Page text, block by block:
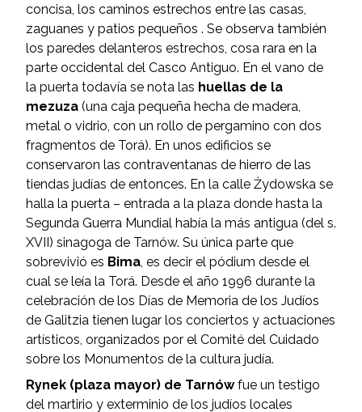
concisa, los caminos estrechos entre las casas,
zaguanes y patios pequeños . Se observa también
los paredes delanteros estrechos, cosa rara en la
parte occidental del Casco Antiguo. En el vano de
la puerta todavía se nota las huellas de la
mezuza (una caja pequeña hecha de madera,
metal o vidrio, con un rollo de pergamino con dos
fragmentos de Torá). En unos edificios se
conservaron las contraventanas de hierro de las
tiendas judías de entonces. En la calle Żydowska se
halla la puerta – entrada a la plaza donde hasta la
Segunda Guerra Mundial había la más antigua (del s.
XVII) sinagoga de Tarnów. Su única parte que
sobrevivió es Bima , es decir el pódium desde el
cual se leía la Torá. Desde el año 1996 durante la
celebración de los Días de Memoria de los Judíos
de Galitzia tienen lugar los conciertos y actuaciones
artísticos, organizados por el Comité del Cuidado
sobre los Monumentos de la cultura judía.
Rynek (plaza mayor) de Tarnówfue un testigo
del martirio y exterminio de los judíos locales